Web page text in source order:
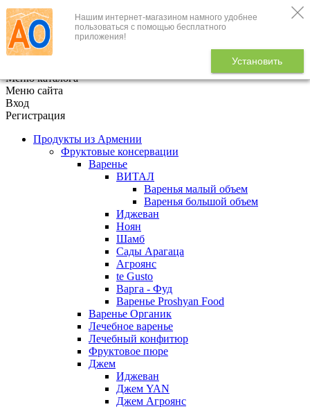
Нашим интернет-магазином намного удобнее
пользоваться с помощью бесплатного
приложения!
Установить
+7 (495) 646-888-1
В корзине
Меню каталога
Меню сайта
Вход
Регистрация
Продукты из Армении
Фруктовые консервации
Варенье
ВИТАЛ
Варенья малый объем
Варенья большой объем
Иджеван
Ноян
Шамб
Сады Арагаца
Агроянс
te Gusto
Варга - Фуд
Варенье Proshyan Food
Варенье Органик
Лечебное варенье
Лечебный конфитюр
Фруктовое пюре
Джем
Иджеван
Джем YAN
Джем Агроянс